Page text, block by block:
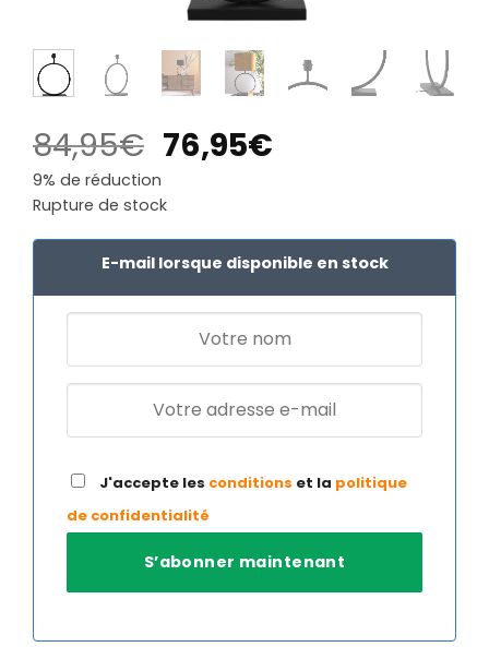
84,95€ Le
prix
initial
était :
84,95€.
76,95€Le
est :
76,95€.
9% de réduction
Rupture de stock
E-mail lorsque disponible en stock
J'accepte les conditions et la politique
de confidentialité